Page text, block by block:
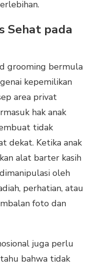
Sehat pada
grooming bermula
kepemilikan
area privat
hak anak
tidak
dekat. Ketika anak
alat barter kasih
oleh
perhatian, atau
foto dan
juga perlu
bahwa tidak